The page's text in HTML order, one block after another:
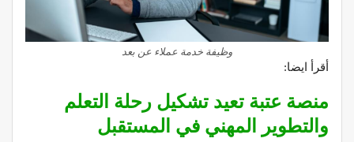
وظيفة خدمة عملاء عن بعد
أقرأ ايضا:
منصة عتبة تعيد تشكيل رحلة التعلم
والتطوير المهني في المستقبل